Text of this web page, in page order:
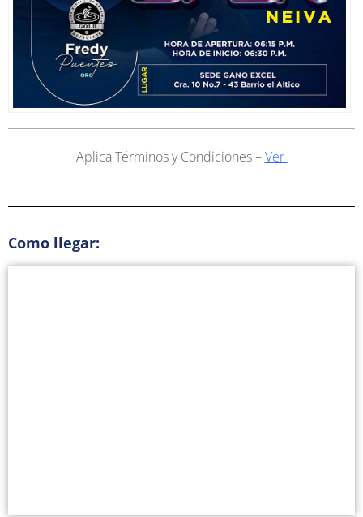
Aplica Términos y Condiciones –Ver
Como llegar: